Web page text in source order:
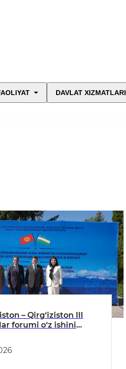
DAVLAT XIZMATLARI
– Qirg‘iziston III
forumi o‘z ishini